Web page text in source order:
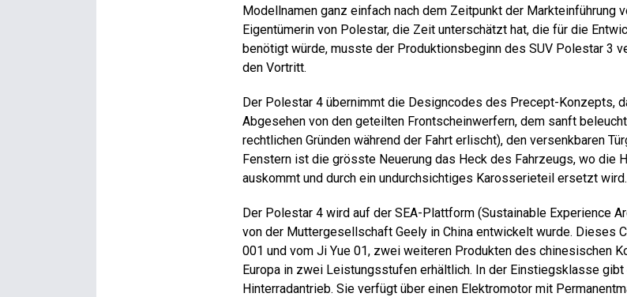
Modellnamen ganz einfach nach dem Zeitpunkt der Markteinführung
Eigentümerin von Polestar, die Zeit unterschätzt hat, die für die
benötigt würde, musste der Produktionsbeginn des SUV Pole­star 3
den Vortritt.
Der Pole­star 4 übernimmt die Designcodes des Precept-Konzepts,
Abgesehen von den geteilten Frontscheinwerfern, dem sanft
rechtlichen Gründen während der Fahrt erlischt), den versenkbaren
Fenstern ist die grösste Neuerung das Heck des Fahrzeugs, wo die
auskommt und durch ein undurchsichtiges Karosserieteil ersetzt wird.
Der Pole­star 4 wird auf der SEA-Plattform (Sustainable Experience
von der Muttergesellschaft Geely in China entwickelt wurde. Dieses
001 und vom Ji Yue 01, zwei weiteren Produkten des chinesischen
Europa in zwei Leistungsstufen erhältlich. In der Einstiegsklasse
Hinterradantrieb. Sie verfügt über einen Elektromotor mit